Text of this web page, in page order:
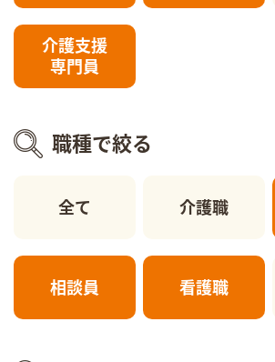
介護支援
専門員
職種で絞る
全て 介護職
相談員 看護職